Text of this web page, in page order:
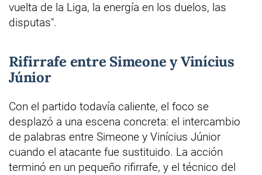
vuelta de la Liga, la energía en los duelos, las
disputas".
Rifirrafe entre Simeone y Vinícius
Júnior
Con el partido todavía caliente, el foco se
desplazó a una escena concreta: el intercambio
de palabras entre Simeone y Vinícius Júnior
cuando el atacante fue sustituido. La acción
terminó en un pequeño rifirrafe, y el técnico del